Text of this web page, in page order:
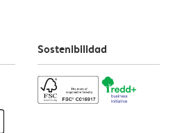
Sostenibilidad